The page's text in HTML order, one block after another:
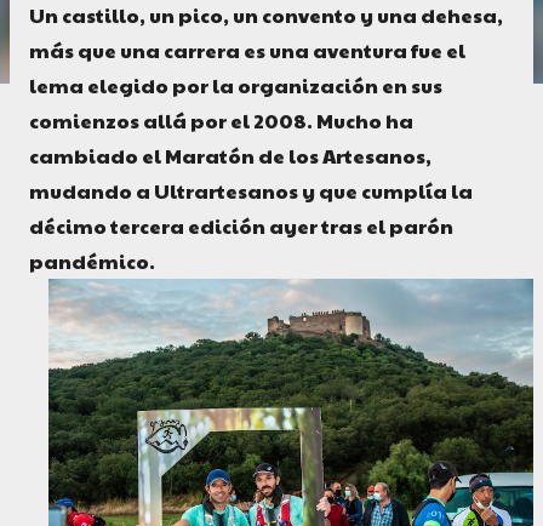
Un castillo, un pico, un convento y una dehesa,
más que una carrera es una aventura fue el
lema elegido por la organización en sus
comienzos allá por el 2008. Mucho ha
cambiado el Maratón de los Artesanos,
mudando a Ultrartesanos y que cumplía la
décimo tercera edición ayer tras el parón
pandémico.